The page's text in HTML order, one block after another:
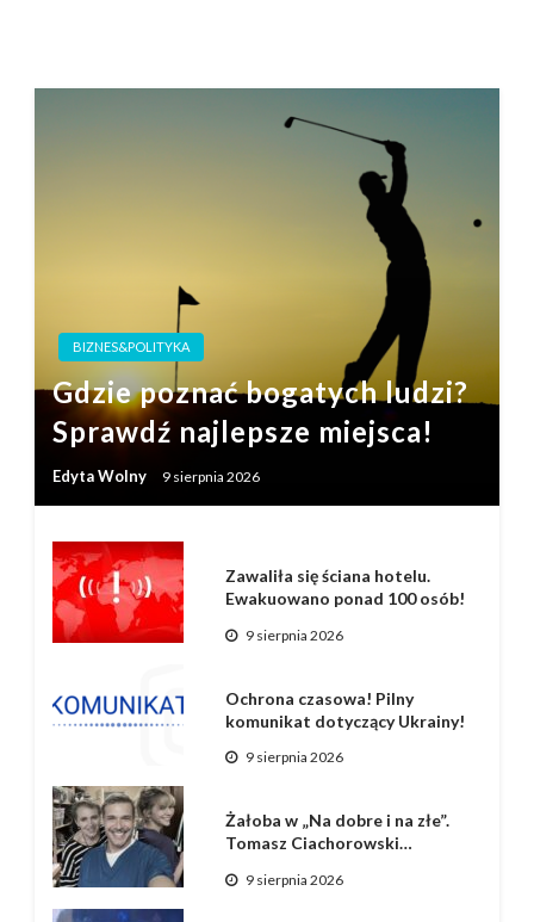
BIZNES&POLITYKA
Gdzie poznać bogatych ludzi?
Sprawdź najlepsze miejsca!
Edyta Wolny 9 sierpnia 2026
Zawaliła się ściana hotelu.
Ewakuowano ponad 100 osób!
9 sierpnia 2026
Ochrona czasowa! Pilny
komunikat dotyczący Ukrainy!
9 sierpnia 2026
Żałoba w „Na dobre i na złe”.
Tomasz Ciachorowski…
9 sierpnia 2026